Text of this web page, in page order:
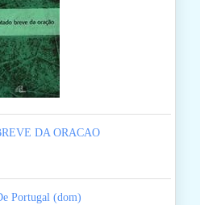
DA ORACAO
Portugal (dom)